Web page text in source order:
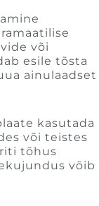
või
esile tõsta
ainulaadset
kasutada
või teistes
tõhus
võib